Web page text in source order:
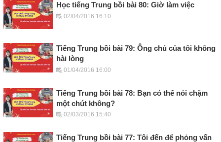
Học tiếng Trung bồi bài 80: Giờ làm việc
02/04/2016 16:10
Tiếng Trung bồi bài 79: Ông chủ của tôi không
hài lòng
01/04/2016 16:00
Tiếng Trung bồi bài 78: Bạn có thể nói chậm
một chút không?
02/03/2016 15:40
Tiếng Trung bồi bài 77: Tôi đến để phỏng vấn